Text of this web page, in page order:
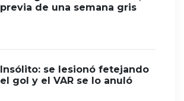
previa de una semana gris
Insólito: se lesionó fetejando
el gol y el VAR se lo anuló